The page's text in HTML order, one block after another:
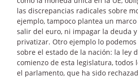
las discrepancias radicales sobre
ejemplo, tampoco plantea un
salir del euro, ni impagar la deuda
privatizar. Otro ejemplo lo
sobre el estado de la nación: la ley
comienzo de esta legislatura,
el parlamento, que ha sido